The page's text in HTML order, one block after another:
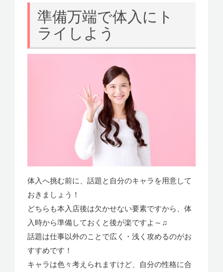
準備万端で体入にト
ライしよう
体入へ挑む前に、話題と自分のキャラを用意して
おきましょう！
どちらも本入店後は欠かせない要素ですから、体
入時から準備しておくと後が楽ですよ～♫
話題は仕事以外のことで広く・浅く攻めるのがお
すすめです！
キャラは色々考えられますけど、自分の性格に合